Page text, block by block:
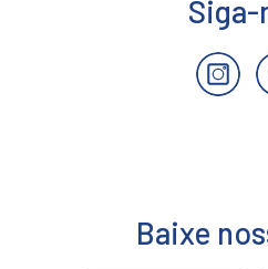
Siga-
Baixe